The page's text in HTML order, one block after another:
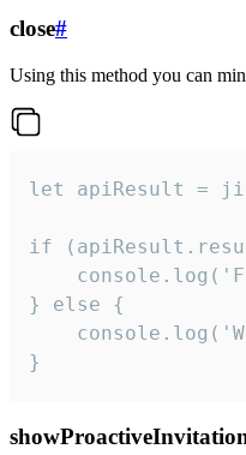
close#
Using this method you can
let apiResult =
if
} else {
}